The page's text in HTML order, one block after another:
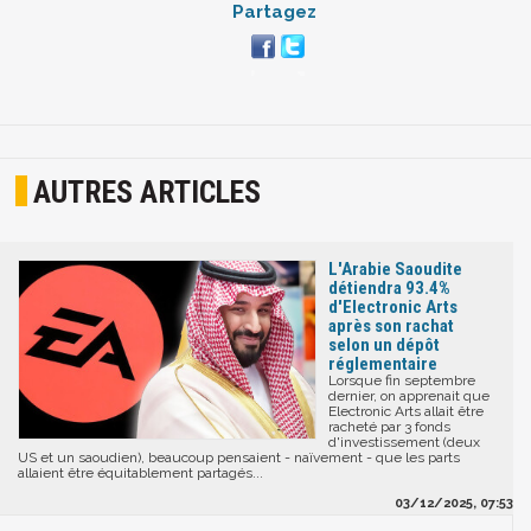
Partagez
AUTRES ARTICLES
L'Arabie Saoudite
détiendra 93.4%
d'Electronic Arts
après son rachat
selon un dépôt
réglementaire
Lorsque fin septembre
dernier, on apprenait que
Electronic Arts allait être
racheté par 3 fonds
d'investissement (deux
US et un saoudien), beaucoup pensaient - naïvement - que les parts
allaient être équitablement partagés...
03/12/2025, 07:53